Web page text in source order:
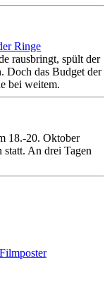
Ringe
rausbringt, spült der
Doch das Budget der
bei weitem.
18.-20. Oktober
An drei Tagen